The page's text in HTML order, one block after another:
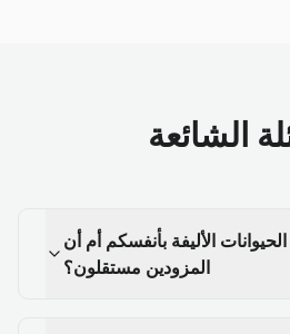
الشائعة
الأليفة بأنفسكم أم أن
المزودين مستقلون؟